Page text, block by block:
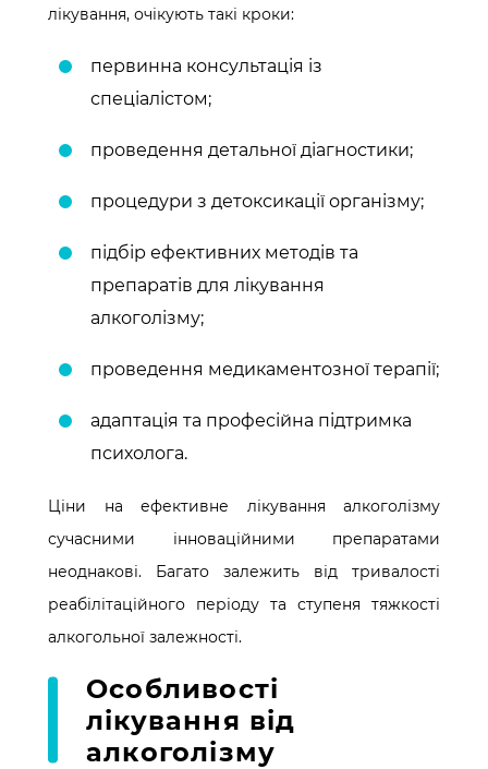
лікування, очікують такі кроки:
первинна консультація із
спеціалістом;
проведення детальної діагностики;
процедури з детоксикації організму;
підбір ефективних методів та
препаратів для лікування
алкоголізму;
проведення медикаментозної терапії;
адаптація та професійна підтримка
психолога.
Ціни на ефективне лікування алкоголізму
сучасними інноваційними препаратами
неоднакові. Багато залежить від тривалості
реабілітаційного періоду та ступеня тяжкості
алкогольної залежності.
Особливості
лікування від
алкоголізму